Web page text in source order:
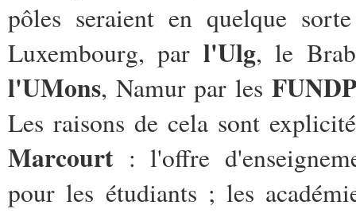
pôles seraient en quelque
Luxembourg, par l'Ulg, le
l'UMons, Namur par les FUNDP
Les raisons de cela sont
Marcourt : l'offre
pour les étudiants ; les